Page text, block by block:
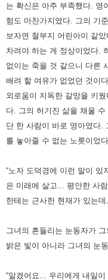
는 확신은 아주 부족했다. 영
험도 마찬가지였다.
그의 기
보자면 철부지 어린아이 같았
차려야 하는 게 정상이었다.
없이는 죽을 것 같으니 다른
배려 할 여유가 없었던 것이
외로움이 지독한 갈망을 키웠
다.
그의 허기진 삶을 채울 수
단 한 사람이 바로 영아였다.
를 놓아줄 수 없는 노릇이었다.
“노자 도덕경에 이런 말이
은 미래에 살고... 평안한 사
한테는 근사한 현재가 있는데
그녀의 흔들리는 눈동자가
밝은 빛이 아니라 그녀의 눈
“알겠어요... 우리에게 내일